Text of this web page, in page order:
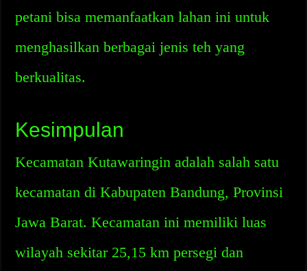
petani bisa memanfaatkan lahan ini untuk
menghasilkan berbagai jenis teh yang
berkualitas.
Kesimpulan
Kecamatan Kutawaringin adalah salah satu
kecamatan di Kabupaten Bandung, Provinsi
Jawa Barat. Kecamatan ini memiliki luas
wilayah sekitar 25,15 km persegi dan